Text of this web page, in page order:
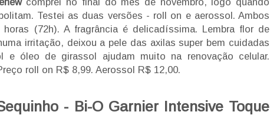
Testei as duas versões - roll on e aerossol. Ambos
(72h). A fragrância é delicadíssima. Lembra flor de
irritação, deixou a pele das axilas super bem cuidadas
e óleo de girassol ajudam muito na renovação celular.
roll on R$ 8,99. Aerossol R$ 12,00.
- Bi-O Garnier Intensive Toque